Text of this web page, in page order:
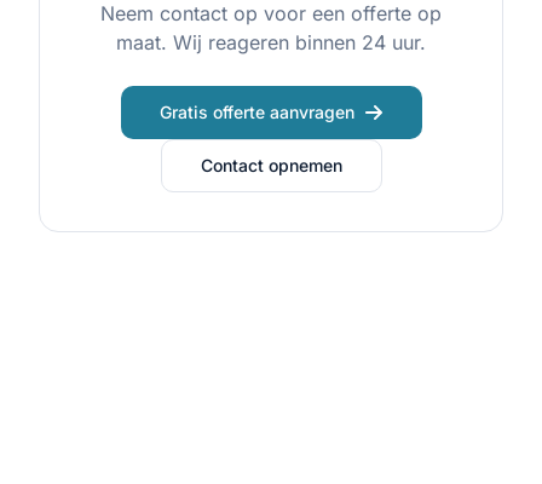
Neem contact op voor een offerte op
maat. Wij reageren binnen 24 uur.
Gratis offerte aanvragen
Contact opnemen